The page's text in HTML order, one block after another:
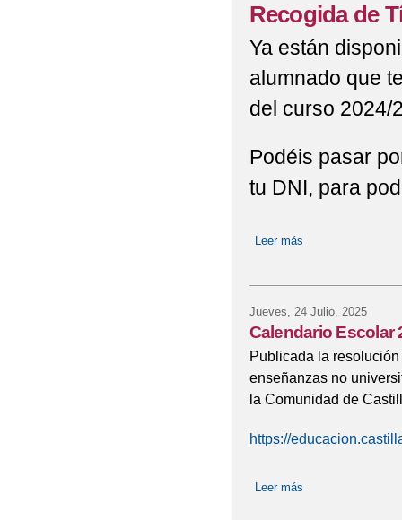
Recogida de
Ya están
alumnado que
del curso 2024/
Podéis pasar
tu DNI, para
Leer más
Jueves, 24 Julio, 2025
Calendario Escolar
Publicada la
enseñanzas no
la Comunidad de
https://
Leer más